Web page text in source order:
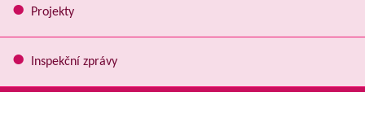
Projekty
Inspekční zprávy